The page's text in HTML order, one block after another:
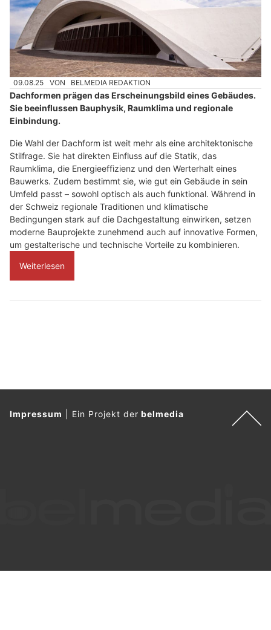
09.08.25 VON BELMEDIA REDAKTION
Dachformen prägen das Erscheinungsbild eines Gebäudes.
Sie beeinflussen Bauphysik, Raumklima und regionale
Einbindung.
Die Wahl der Dachform ist weit mehr als eine architektonische
Stilfrage. Sie hat direkten Einfluss auf die Statik, das
Raumklima, die Energieeffizienz und den Werterhalt eines
Bauwerks. Zudem bestimmt sie, wie gut ein Gebäude in sein
Umfeld passt – sowohl optisch als auch funktional. Während in
der Schweiz regionale Traditionen und klimatische
Bedingungen stark auf die Dachgestaltung einwirken, setzen
moderne Bauprojekte zunehmend auch auf innovative Formen,
um gestalterische und technische Vorteile zu kombinieren.
Weiterlesen
Impressum Ein Projekt derbelmedia